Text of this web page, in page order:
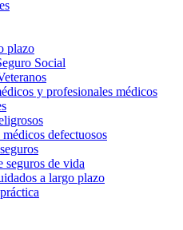
plazo
Social
y profesionales médicos
defectuosos
seguros de vida
a largo plazo